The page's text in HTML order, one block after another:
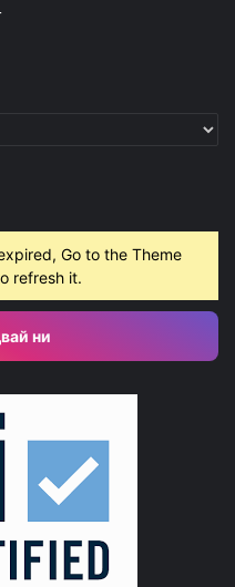
Go to the Theme
refresh it.
ни